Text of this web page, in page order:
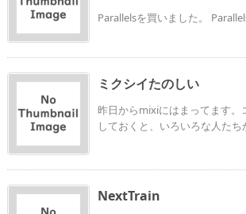
Parallelsを買いました。
ミクシイたのしい
昨日からmixiにはまってます。
しておくと、いろいろな人たち
NextTrain